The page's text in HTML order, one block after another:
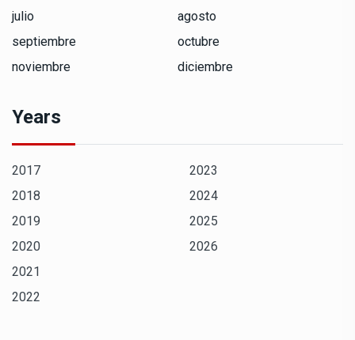
julio
agosto
septiembre
octubre
noviembre
diciembre
Years
2017
2018
2019
2020
2021
2022
2023
2024
2025
2026